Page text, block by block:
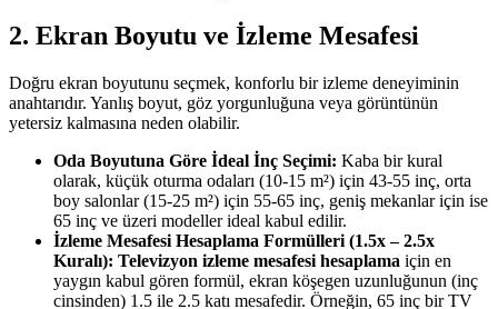
2. Ekran Boyutu ve İzleme Mesafesi
Doğru ekran boyutunu seçmek, konforlu bir izleme deneyiminin
anahtarıdır. Yanlış boyut, göz yorgunluğuna veya görüntünün
yetersiz kalmasına neden olabilir.
Oda Boyutuna Göre İdeal İnç Seçimi: Kaba bir kural
olarak, küçük oturma odaları (10-15 m²) için 43-55 inç, orta
boy salonlar (15-25 m²) için 55-65 inç, geniş mekanlar için ise
65 inç ve üzeri modeller ideal kabul edilir.
İzleme Mesafesi Hesaplama Formülleri (1.5x – 2.5x
Kuralı): Televizyon izleme mesafesi hesaplama için en
yaygın kabul gören formül, ekran köşegen uzunluğunun (inç
cinsinden) 1.5 ile 2.5 katı mesafedir. Örneğin, 65 inç bir TV